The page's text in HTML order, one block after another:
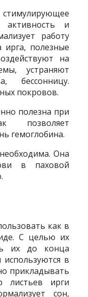
активность и
работу
ирга, полезные
на
устраняют
бессонницу.
покровов.
полезна при
позволяет
гемоглобина.
Она
в паховой
как в
С целью их
их до конца
используются в
прикладывать
ирги
сон,